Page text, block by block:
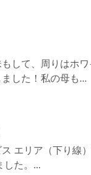
して、周りはホ
した！私の母も...
エリア（下り線
した。...